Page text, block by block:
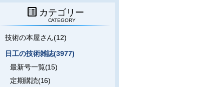
list_alt カテゴリー
CATEGORY
技術の本屋さん(12)
日工の技術雑誌(3977)
最新号一覧(15)
定期購読(16)